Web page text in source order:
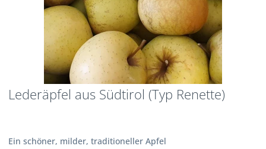
Lederäpfel aus Südtirol (Typ Renette)
Ein schöner, milder, traditioneller Apfel